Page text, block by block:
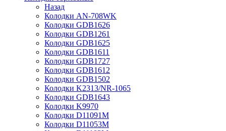
Назад
Колодки AN-708WK
Колодки GDB1626
Колодки GDB1261
Колодки GDB1625
Колодки GDB1611
Колодки GDB1727
Колодки GDB1612
Колодки GDB1502
Колодки K2313/NR-1065
Колодки GDB1643
Колодки K9970
Колодки D11091M
Колодки D11053M